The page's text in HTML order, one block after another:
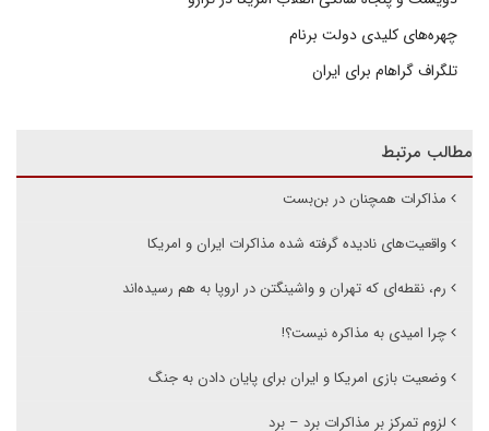
چهره‌های کلیدی دولت برنام
تلگراف گراهام برای ایران
مطالب مرتبط
مذاکرات همچنان در بن‌بست
واقعیت‌های نادیده گرفته شده مذاکرات ایران و امریکا
رم، نقطه‌ای که تهران و واشینگتن در اروپا به هم رسیده‌اند
چرا امیدی به مذاکره نیست؟!
وضعیت بازی امریکا و ایران برای پایان دادن به جنگ
لزوم تمرکز بر مذاکرات برد – برد